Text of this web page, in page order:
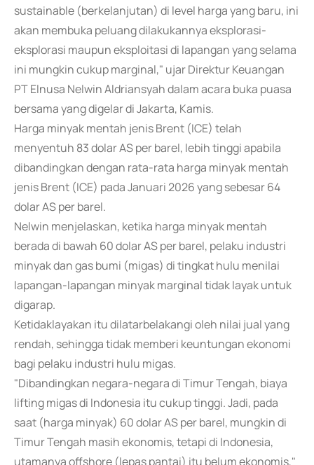
sustainable (berkelanjutan) di level harga yang baru, ini
akan membuka peluang dilakukannya eksplorasi-
eksplorasi maupun eksploitasi di lapangan yang selama
ini mungkin cukup marginal," ujar Direktur Keuangan
PT Elnusa Nelwin Aldriansyah dalam acara buka puasa
bersama yang digelar di Jakarta, Kamis.
Harga minyak mentah jenis Brent (ICE) telah
menyentuh 83 dolar AS per barel, lebih tinggi apabila
dibandingkan dengan rata-rata harga minyak mentah
jenis Brent (ICE) pada Januari 2026 yang sebesar 64
dolar AS per barel.
Nelwin menjelaskan, ketika harga minyak mentah
berada di bawah 60 dolar AS per barel, pelaku industri
minyak dan gas bumi (migas) di tingkat hulu menilai
lapangan-lapangan minyak marginal tidak layak untuk
digarap.
Ketidaklayakan itu dilatarbelakangi oleh nilai jual yang
rendah, sehingga tidak memberi keuntungan ekonomi
bagi pelaku industri hulu migas.
"Dibandingkan negara-negara di Timur Tengah, biaya
lifting migas di Indonesia itu cukup tinggi. Jadi, pada
saat (harga minyak) 60 dolar AS per barel, mungkin di
Timur Tengah masih ekonomis, tetapi di Indonesia,
utamanya offshore (lepas pantai) itu belum ekonomis,"